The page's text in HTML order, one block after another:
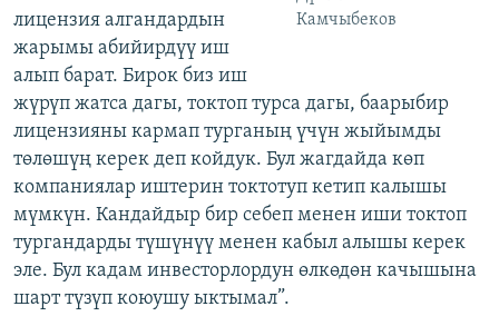
Камчыбеков
лицензия алгандардын
жарымы абийирдүү иш
алып барат. Бирок биз иш
жүрүп жатса дагы, токтоп турса дагы, баарыбир
лицензияны кармап турганың үчүн жыйымды
төлөшүң керек деп койдук. Бул жагдайда көп
компаниялар иштерин токтотуп кетип калышы
мүмкүн. Кандайдыр бир себеп менен иши токтоп
тургандарды түшүнүү менен кабыл алышы керек
эле. Бул кадам инвесторлордун өлкөдөн качышына
шарт түзүп коюушу ыктымал”.